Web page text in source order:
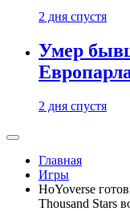
2 дня спустя
Умер
2 дня спустя
Главная
Игры
HoYoverse
Thousand Stars